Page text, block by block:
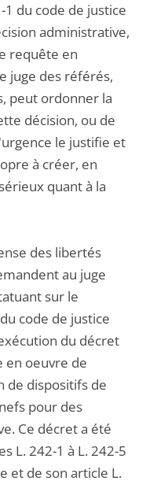
du code de justice
administrative,
requête en
juge des référés,
peut ordonner la
décision, ou de
le justifie et
à créer, en
quant à la
des libertés
au juge
sur le
code de justice
du décret
en oeuvre de
de dispositifs de
pour des
Ce décret a été
L. 242-1 à L. 242-5
et de son article L.